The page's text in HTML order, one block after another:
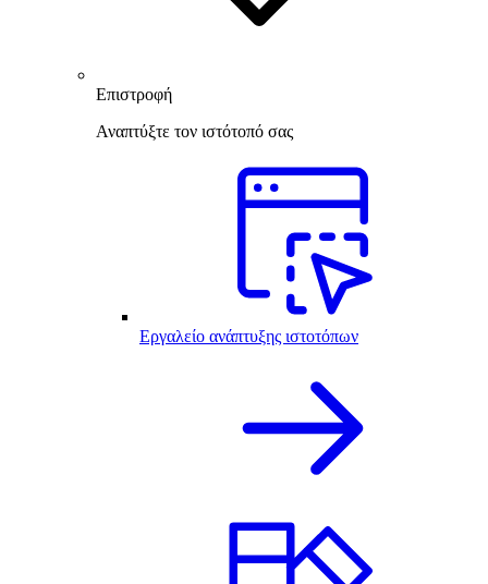
Επιστροφή
Αναπτύξτε τον ιστότοπό σας
Εργαλείο ανάπτυξης ιστοτόπων